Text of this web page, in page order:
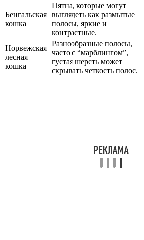
Бенгальская
кошка
Пятна, которые могут
выглядеть как размытые
полосы, яркие и
контрастные.
Норвежская
лесная
кошка
Разнообразные полосы,
часто с “марблингом”,
густая шерсть может
скрывать четкость полос.